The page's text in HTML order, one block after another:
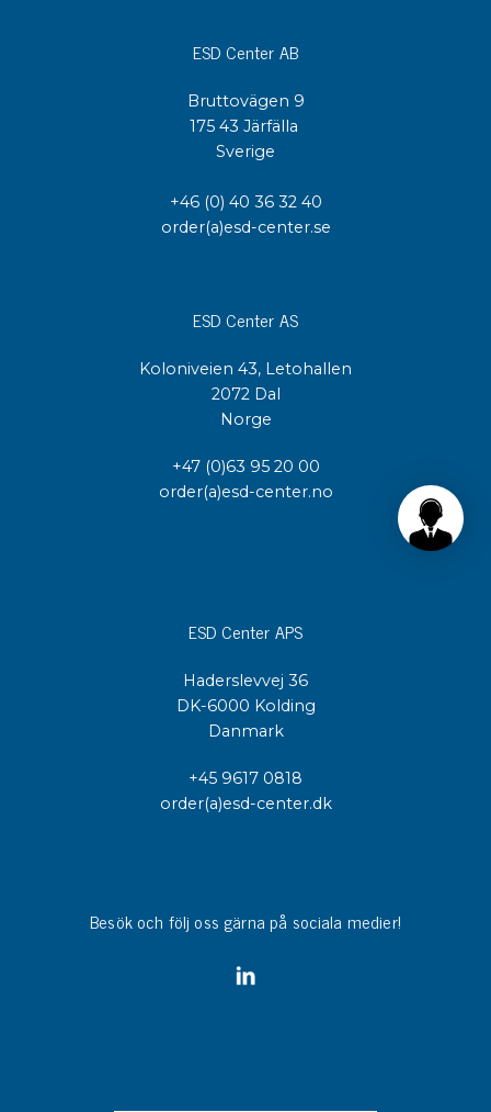
ESD Center AB
Bruttovägen 9
175 43 Järfälla
Sverige
+46 (0) 40 36 32 40
order(a)esd-center.se
ESD Center AS
Koloniveien 43, Letohallen
2072 Dal
Norge
+47 (0)63 95 20 00
order(a)esd-center.no
ESD Center APS
Haderslevvej 36
DK-6000 Kolding
Danmark
+45 9617 0818
order(a)esd-center.dk
Besök och följ oss gärna på sociala medier!